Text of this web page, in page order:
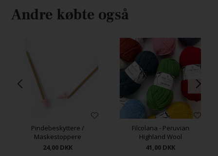
Andre købte også
Pindebeskyttere /
Maskestoppere
24,00 DKK
Filcolana - Peruvian
Highland Wool
41,00 DKK